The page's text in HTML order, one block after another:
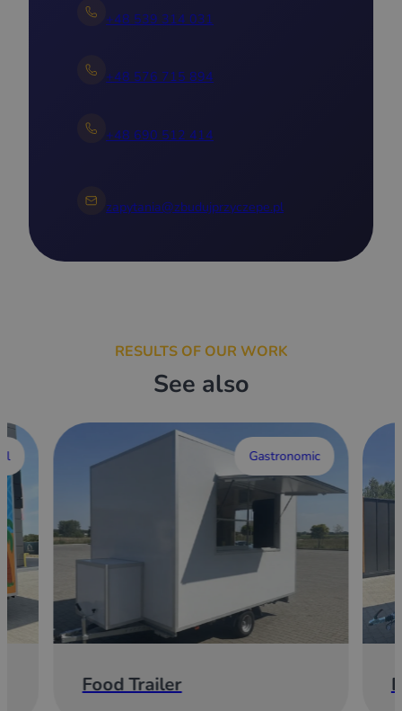
+48 539 314 031
+48 576 715 894
+48 690 512 414
zapytania@zbudujprzyczepe.pl
RESULTS OF OUR WORK
See also
Gastronomic
Food Trailer